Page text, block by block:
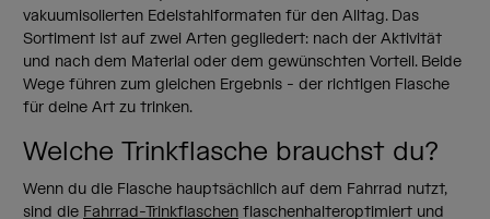
vakuumisolierten Edelstahlformaten für den Alltag. Das
Sortiment ist auf zwei Arten gegliedert: nach der Aktivität
und nach dem Material oder dem gewünschten Vorteil. Beide
Wege führen zum gleichen Ergebnis - der richtigen Flasche
für deine Art zu trinken.
Welche Trinkflasche brauchst du?
Wenn du die Flasche hauptsächlich auf dem Fahrrad nutzt,
sind die Fahrrad-Trinkflaschen flaschenhalteroptimiert und